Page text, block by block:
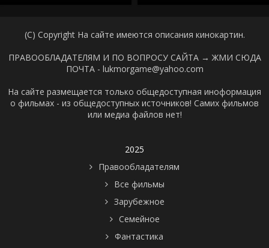
(C) Copyright На сайте имеются описания кинокартин.
ПРАВООБЛАДАТЕЛЯМ И ПО ВОПРОСУ САЙТА → ЖМИ СЮДА
ПОЧТА - lukmorgame@yahoo.com
На сайте размещается только общедоступная иноформация
о фильмах - из общедоступных источников! Самих фильмов
или медиа файлов нет!
2025
Правообладателям
Все фильмы
Зарубежное
Семейное
Фантастика